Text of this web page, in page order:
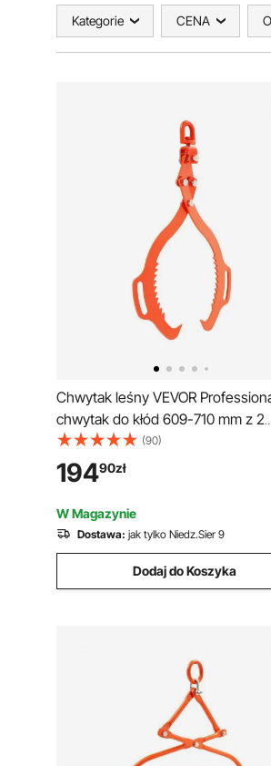
Kategorie CENA
Chwytak leśny VEVOR
chwytak do kłód 609-710 mm z 2
pazurami, stalowy chwytak do kłód,
udźwig 500 kg, obrotowy chwytak
ciągniony, konstrukcja Eagle Claw,
chwytak podnoszący do
ciągników, wózków widłowych
(90)
19490zł
W Magazynie
Dostawa: jak tylko Niedz.Sier 9
Dodaj do Koszyka